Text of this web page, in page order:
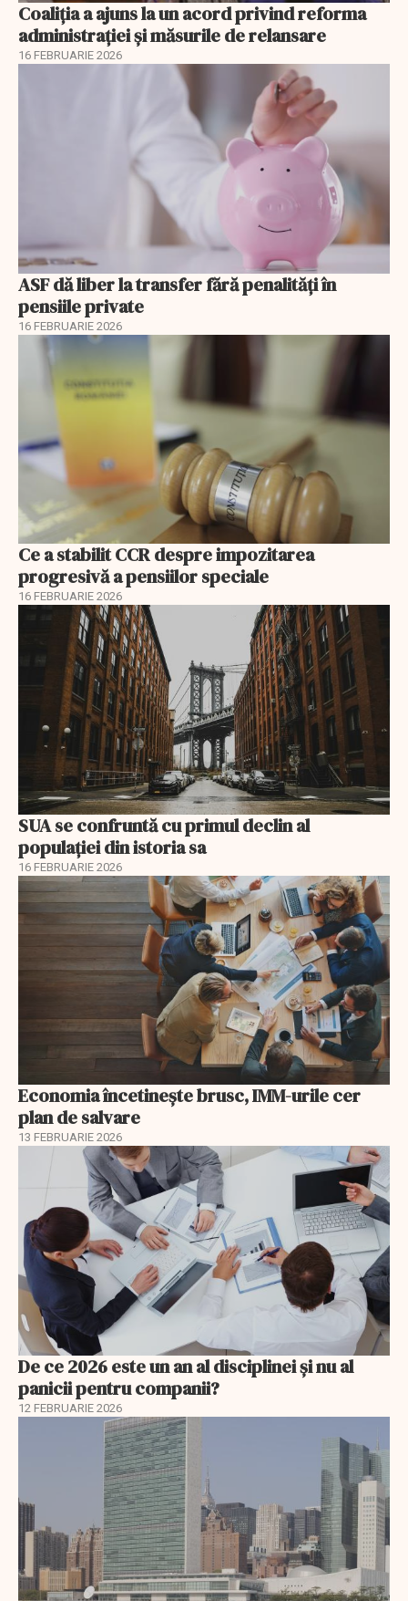
Coaliția a ajuns la un acord privind reforma
administrației și măsurile de relansare
16 FEBRUARIE 2026
ASF dă liber la transfer fără penalități în
pensiile private
16 FEBRUARIE 2026
Ce a stabilit CCR despre impozitarea
progresivă a pensiilor speciale
16 FEBRUARIE 2026
SUA se confruntă cu primul declin al
populației din istoria sa
16 FEBRUARIE 2026
Economia încetinește brusc, IMM-urile cer
plan de salvare
13 FEBRUARIE 2026
De ce 2026 este un an al disciplinei și nu al
panicii pentru companii?
12 FEBRUARIE 2026